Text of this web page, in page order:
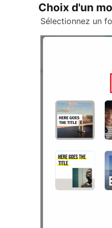
Choix d'un
Sélectionnez un